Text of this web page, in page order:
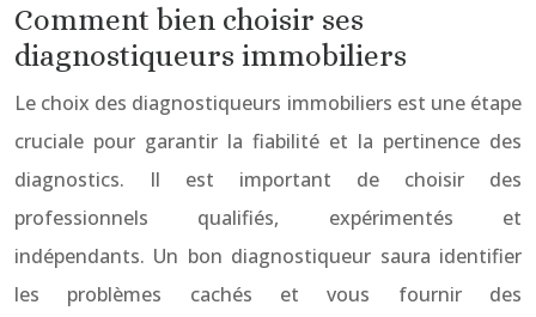
Comment bien choisir ses
diagnostiqueurs immobiliers
Le choix des diagnostiqueurs immobiliers est une étape
cruciale pour garantir la fiabilité et la pertinence des
diagnostics. Il est important de choisir des
professionnels qualifiés, expérimentés et
indépendants. Un bon diagnostiqueur saura identifier
les problèmes cachés et vous fournir des